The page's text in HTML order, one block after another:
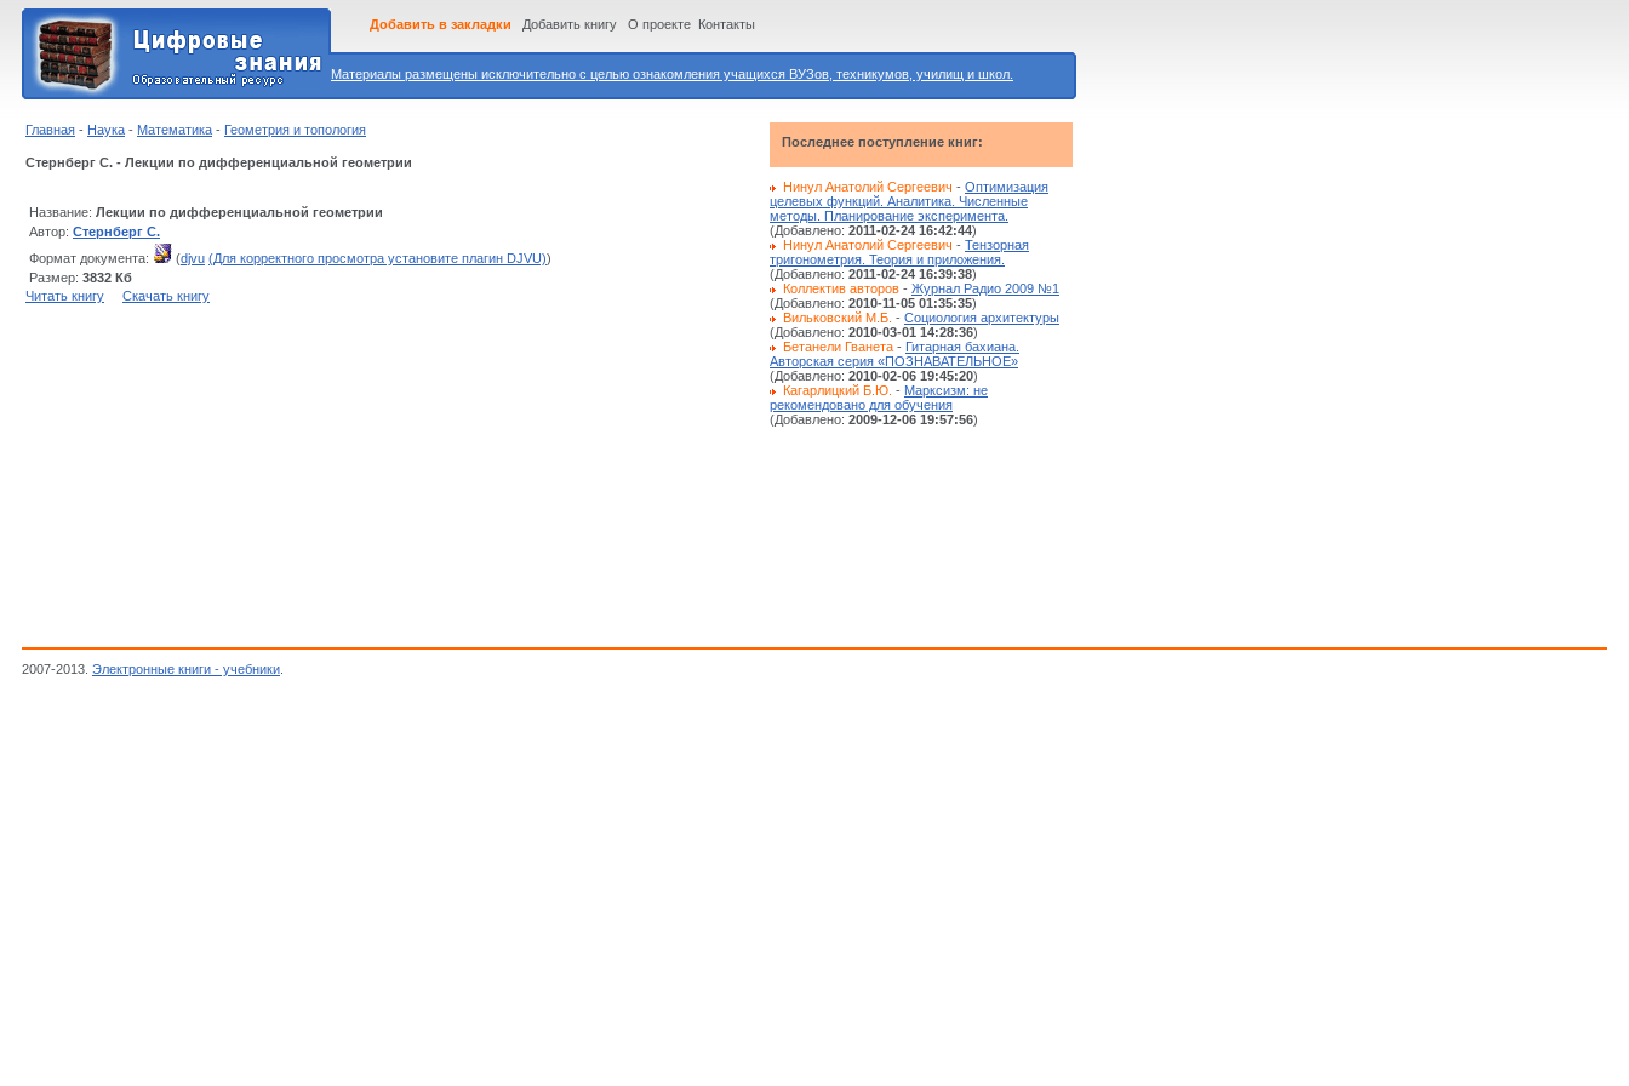
Материалы размещены исключительно с целью ознакомления учащихся ВУЗов, техникумов, училищ и школ.
Добавить в закладки Добавить книгу О проекте Контакты
Главная - Наука - Математика - Геометрия и топология
Стернберг С. - Лекции по дифференциальной геометрии
Название: Лекции по дифференциальной геометрии
Автор: Стернберг С.
Формат документа:
(djvu (Для корректного просмотра установите плагин DJVU))
Размер: 3832 Кб
Читать книгу
Скачать книгу
Последнее поступление книг:
Нинул Анатолий Сергеевич - Оптимизация
целевых функций. Аналитика. Численные
методы. Планирование эксперимента.
(Добавлено: 2011-02-24 16:42:44)
Нинул Анатолий Сергеевич - Тензорная
тригонометрия. Теория и приложения.
(Добавлено: 2011-02-24 16:39:38)
Коллектив авторов - Журнал Радио 2009 №1
(Добавлено: 2010-11-05 01:35:35)
Вильковский М.Б. - Социология архитектуры
(Добавлено: 2010-03-01 14:28:36)
Бетанели Гванета - Гитарная бахиана.
Авторская серия «ПОЗНАВАТЕЛЬНОЕ»
(Добавлено: 2010-02-06 19:45:20)
Кагарлицкий Б.Ю. - Марксизм: не
рекомендовано для обучения
(Добавлено: 2009-12-06 19:57:56)
2007-2013. Электронные книги - учебники